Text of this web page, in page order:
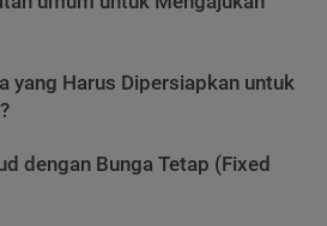
yang Harus Dipersiapkan untuk
dengan Bunga Tetap (Fixed